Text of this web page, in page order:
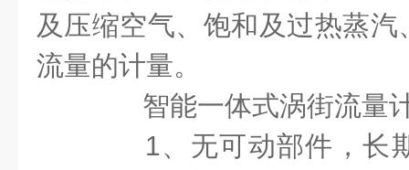
及压缩空气、饱和及过热蒸
流量的计量。
智能一体式涡街流量
1、无可动部件，长